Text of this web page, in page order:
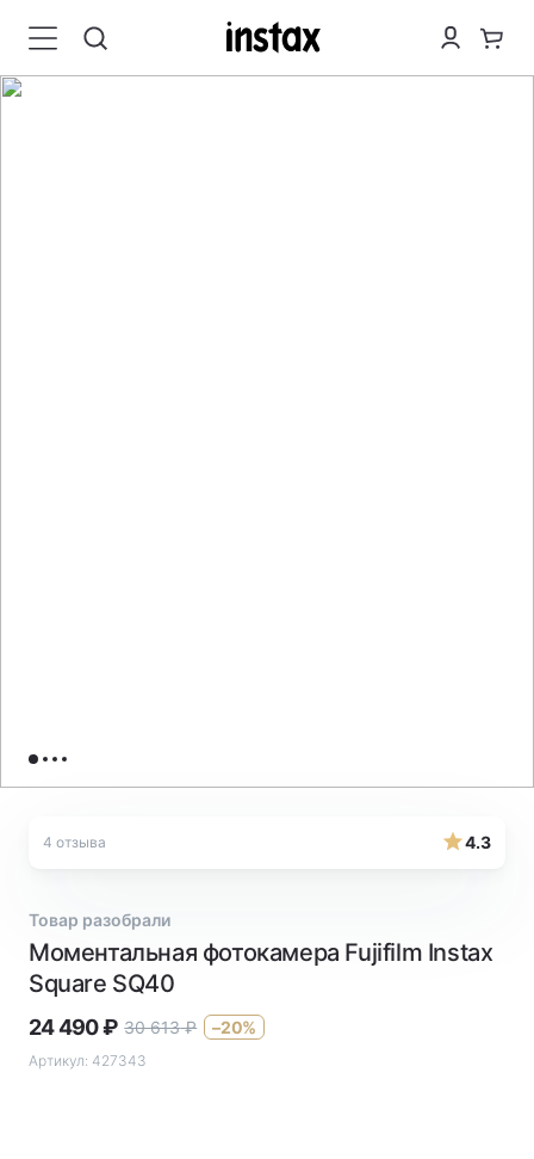
4.3
4 отзыва
Товар разобрали
Моментальная фотокамера Fujifilm Instax
Square SQ40
24 490₽ 30 613 ₽ –20%
Артикул: 427343